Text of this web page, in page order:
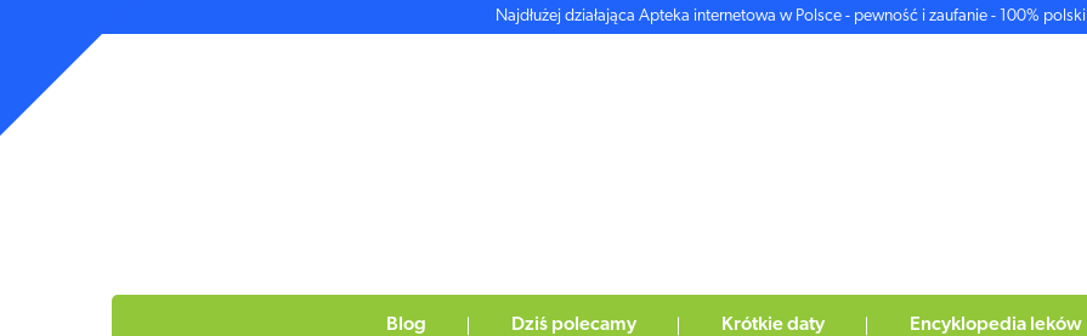
Najdłużej działająca Apteka internetowa w Polsce - pewność i zaufanie - 100% polski
Blog Dziś polecamy Krótkie daty Encyklopedia leków